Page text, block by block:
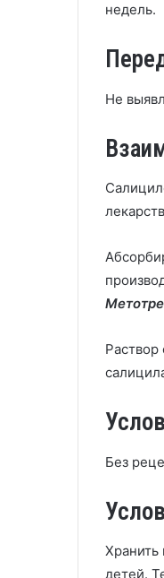
недель.
Не
Без
Хранить
детей.